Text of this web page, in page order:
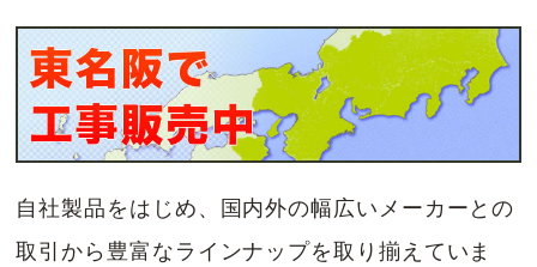
DG-NV200 詳細
PoE/PoE+スイッチ内蔵ネットワークビデオレコ
自社製品をはじめ、国内外の幅広いメーカーとの
取引から豊富なラインナップを取り揃えていま